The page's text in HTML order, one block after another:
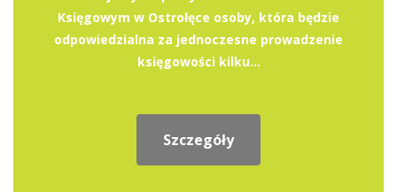
Księgowym w Ostrołęce osoby, która będzie
odpowiedzialna za jednoczesne prowadzenie
księgowości kilku...
Szczegóły